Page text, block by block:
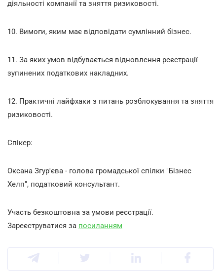
діяльності компанії та зняття ризиковості.
10. Вимоги, яким має відповідати сумлінний бізнес.
11. За яких умов відбувається відновлення реєстрації
зупинених податкових накладних.
12. Практичні лайфхаки з питань розблокування та зняття
ризиковості.
Спікер:
Оксана Згур'єва - голова громадської спілки "Бізнес
Хелп", податковий консультант.
Участь безкоштовна за умови реєстрації.
Зареєструватися за посиланням